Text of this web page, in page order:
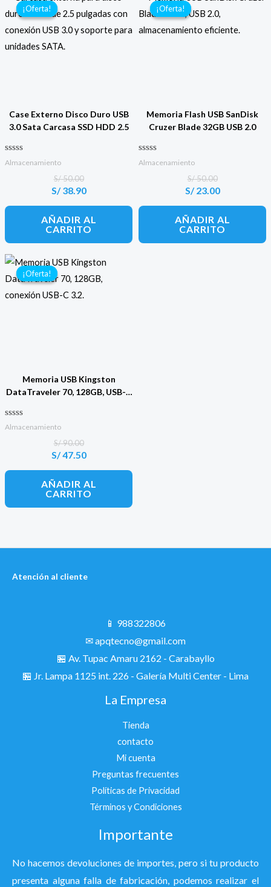
¡Oferta!
¡Oferta!
Case Externo Disco Duro USB
3.0 Sata Carcasa SSD HDD 2.5
Valorado con
Almacenamiento
S/50.00
El
original
era:
S/ 50.00.
S/38.90
El
actual
es:
S/ 38.90.
AÑADIR AL
CARRITO
¡Oferta!
¡Oferta!
Memoria Flash USB SanDisk
Cruzer Blade 32GB USB 2.0
Valorado con
Almacenamiento
S/50.00
El
original
era:
S/ 50.00.
S/23.00
El
actual
es:
S/ 23.00.
AÑADIR AL
CARRITO
¡Oferta!
¡Oferta!
Memoria USB Kingston
DataTraveler 70, 128GB, USB-C
Valorado con
Almacenamiento
S/90.00
El
original
era:
S/ 90.00.
S/47.50
El
actual
es:
S/ 47.50.
AÑADIR AL
CARRITO
Atención al cliente
📱 988322806
✉ apqtecno@gmail.com
🏪 Av. Tupac Amaru 2162 - Carabayllo
🏪 Jr. Lampa 1125 int. 226 - Galería Multi Center - Lima
La Empresa
Tienda
contacto
Mi cuenta
Preguntas frecuentes
Políticas de Privacidad
Términos y Condiciones
Importante
No hacemos devoluciones de importes, pero si tu producto
presenta alguna falla de fabricación, podemos realizar el